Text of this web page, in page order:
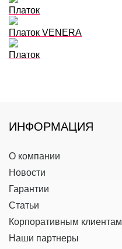
Платок
Платок VENERA
Платок
ИНФОРМАЦИЯ
О компании
Новости
Гарантии
Статьи
Корпоративным клиентам
Наши партнеры